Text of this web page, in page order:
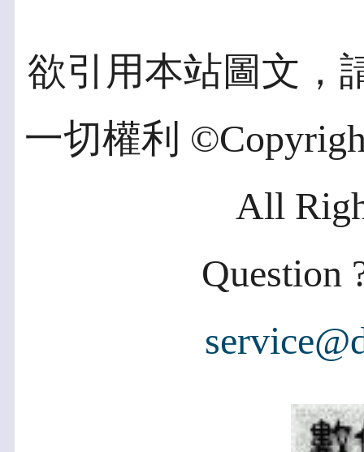
欲引用本站圖文，
一切權利
All
Question